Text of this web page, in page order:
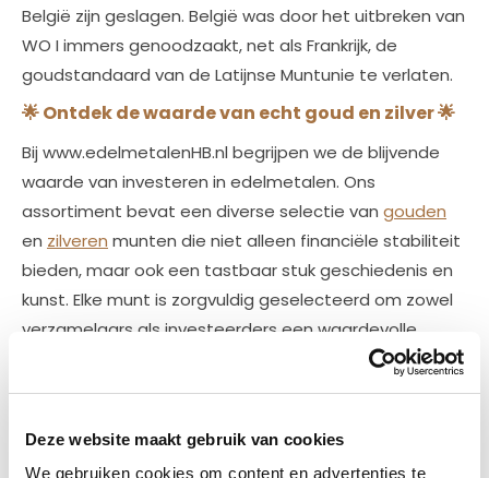
Deze website maakt gebruik van cookies
We gebruiken cookies om content en advertenties te
België zijn geslagen. België was door het uitbreken van
WO I immers genoodzaakt, net als Frankrijk, de
goudstandaard van de Latijnse Muntunie te verlaten.
🌟Ontdek de waarde van echt goud en zilver🌟
Bij www.edelmetalenHB.nl begrijpen we de blijvende
waarde van investeren in edelmetalen. Ons
assortiment bevat een diverse selectie van gouden
en zilveren munten die niet alleen financiële stabiliteit
bieden, maar ook een tastbaar stuk geschiedenis en
kunst. Elke munt is zorgvuldig geselecteerd om zowel
verzamelaars als investeerders een waardevolle
toevoeging aan hun portfolio te bieden, met garantie
op echtheid en zuiverheid.
✨